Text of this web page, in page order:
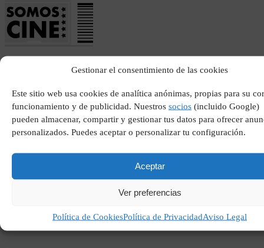
Gestionar el consentimiento de las cookies
Este sitio web usa cookies de analítica anónimas, propias para su
funcionamiento y de publicidad. Nuestros socios (incluido Google)
pueden almacenar, compartir y gestionar tus datos para ofrecer
personalizados. Puedes aceptar o personalizar tu configuración.
Aceptar
Ver preferencias
Política de CookiesPolítica de PrivacidadAviso Legal
El septimo dia pelicula